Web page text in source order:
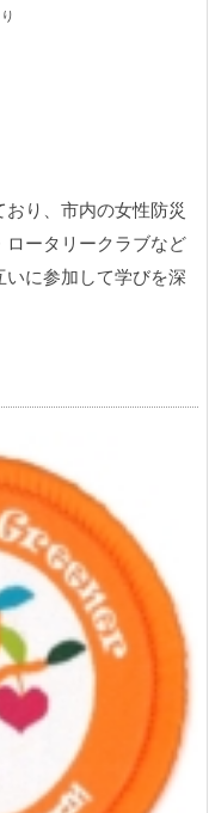
り、市内の女性防災
ロータリークラブなど
いに参加して学びを深